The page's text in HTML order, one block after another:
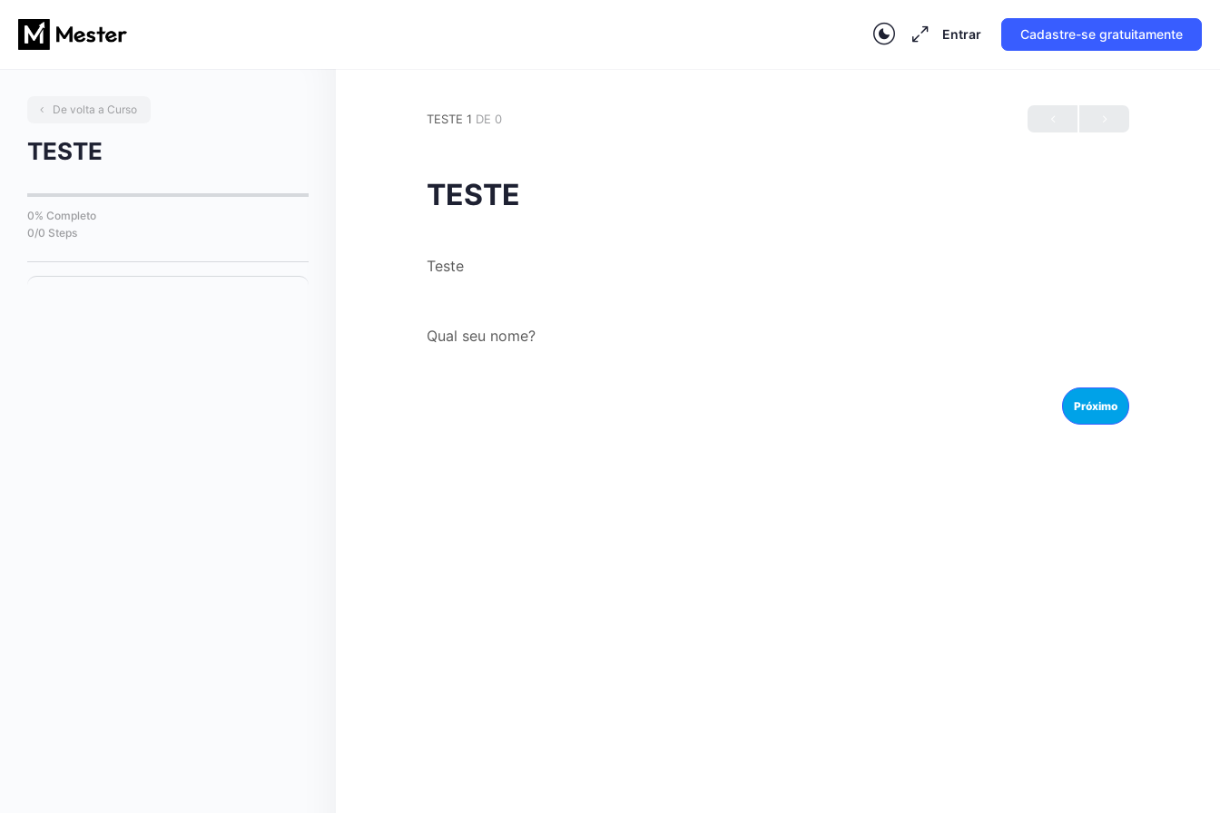
Entrar Cadastre-se gratuitamente
De volta a Curso
TESTE
0% Completo
0/0 Steps
TESTE 1 DE 0
TESTE
Teste
Qual seu nome?